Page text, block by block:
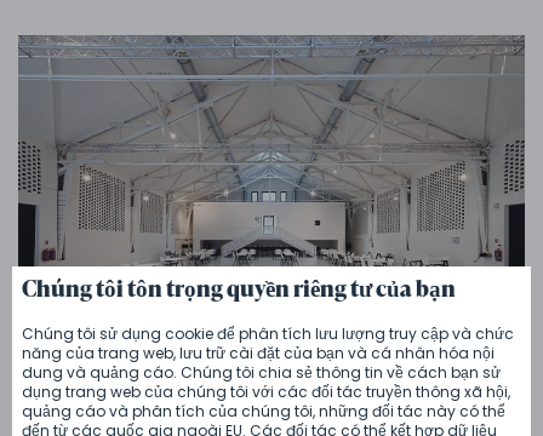
Thêm ảnh 50.000 CZK
Chúng tôi tôn trọng quyền riêng tư của bạn
Chúng tôi sử dụng cookie để phân tích lưu lượng truy cập và chức
năng của trang web, lưu trữ cài đặt của bạn và cá nhân hóa nội
dung và quảng cáo. Chúng tôi chia sẻ thông tin về cách bạn sử
dụng trang web của chúng tôi với các đối tác truyền thông xã hội,
quảng cáo và phân tích của chúng tôi, những đối tác này có thể
đến từ các quốc gia ngoài EU. Các đối tác có thể kết hợp dữ liệu